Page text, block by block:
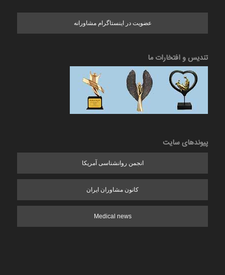
عضویت در اینستاگرام مشاورانه
تندیس و افتخارات ما
پیوندهای سایت
انجمن روانشناسی آمریکا
کانون مشاوران ایران
Medical news